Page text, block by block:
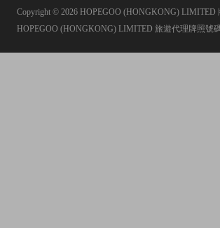
Copyright © 2026 HOPEGOO (HONGKONG) LIMITED
HOPEGOO (HONGKONG) LIMITED 旅遊代理牌照號